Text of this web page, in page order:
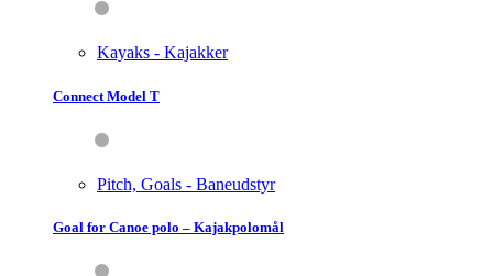
Kayaks - Kajakker
Connect Model T
Pitch, Goals - Baneudstyr
Goal for Canoe polo – Kajakpolomål